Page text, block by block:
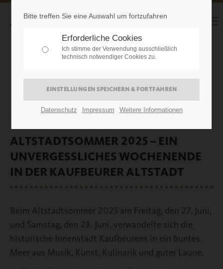
ALTSTADTSOMMER 2025 – EIN
UNVERGESSLICHES WOCHENENDE
IN DER KAUFBEURER ALTSTADT
Beim Altstadtsommer 2025 am Freitag, den 27. Juni,
und Samstag, den 28. Juni, verwandelte sich die
historische Innenstadt Kaufbeurens in ein buntes
Meer aus Musik, Kunst, Kulinarik und guter Laune.
Bitte treffen Sie eine Auswahl um fortzufahren
Erforderliche Cookies
Ich stimme der Verwendung ausschließlich
technisch notwendiger Cookies zu.
Datenschutz Impressum Weitere Informationen